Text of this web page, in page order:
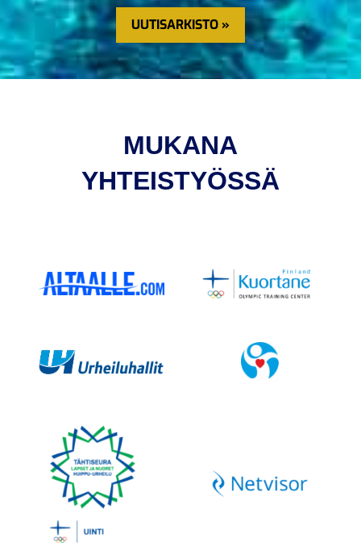
UUTISARKISTO »
MUKANA
YHTEISTYÖSSÄ